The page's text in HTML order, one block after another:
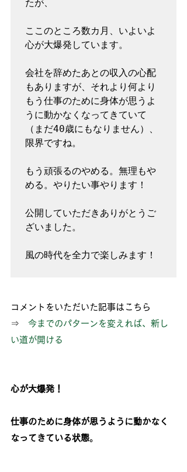
たが、
ここのところ数カ月、いよいよ
心が大爆発しています。
会社を辞めたあとの収入の心配
もありますが、それより何より
もう仕事のために身体が思うよ
うに動かなくなってきていて
（まだ40歳にもなりません）、
限界ですね。
もう頑張るのやめる。無理もや
める。やりたい事やります！
公開していただきありがとうご
ざいました。
風の時代を全力で楽しみます！
コメントをいただいた記事はこちら
⇒ 今までのパターンを変えれば、新し
い道が開ける
心が大爆発！
仕事のために身体が思うように動かなく
なってきている状態。